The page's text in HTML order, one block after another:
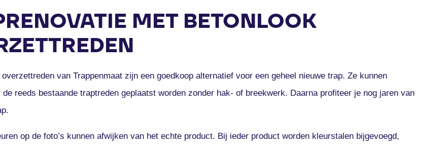
MET BETONLOOK
overzettreden van Trappenmaat zijn een goedkoop alternatief voor een geheel nieuwe trap. Ze kunnen
de reeds bestaande traptreden geplaatst worden zonder hak- of breekwerk. Daarna profiteer je nog jaren van
op de foto’s kunnen afwijken van het echte product. Bij ieder product worden kleurstalen bijgevoegd,